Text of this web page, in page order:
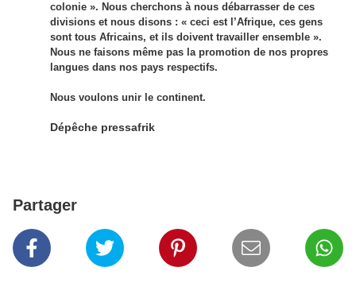
colonie ». Nous cherchons à nous débarrasser de ces
divisions et nous disons : « ceci est l’Afrique, ces gens
sont tous Africains, et ils doivent travailler ensemble ».
Nous ne faisons même pas la promotion de nos propres
langues dans nos pays respectifs.
Nous voulons unir le continent.
Dépêche pressafrik
Partager